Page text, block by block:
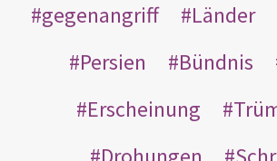
gegenangriff
Länder
Persien
Bündnis
Erscheinung